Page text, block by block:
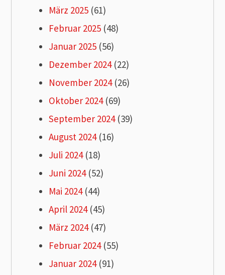
März 2025 (61)
Februar 2025 (48)
Januar 2025 (56)
Dezember 2024(22)
November 2024(26)
Oktober 2024(69)
September 2024(39)
August 2024(16)
Juli 2024(18)
Juni 2024(52)
Mai 2024(44)
April 2024(45)
März 2024(47)
Februar 2024(55)
Januar 2024(91)